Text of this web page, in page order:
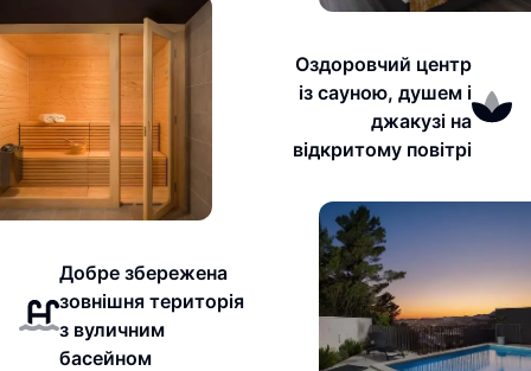
Оздоровчий центр
із сауною, душем і
джакузі на
відкритому повітрі
Добре збережена
зовнішня територія
з вуличним
басейном